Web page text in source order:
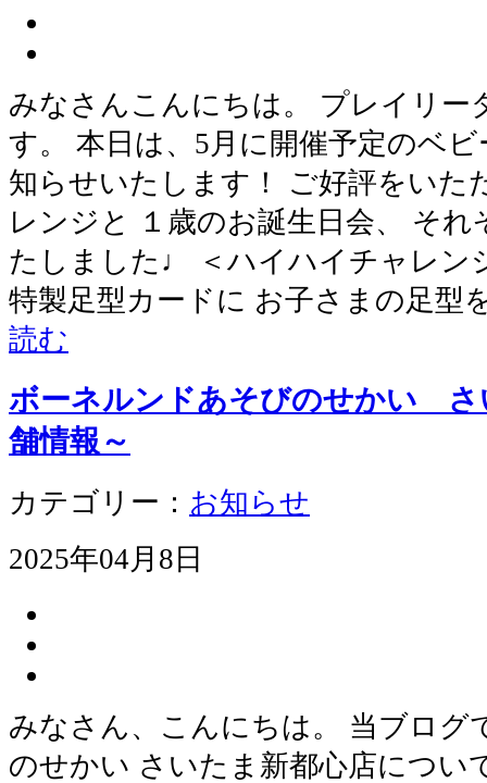
みなさんこんにちは。 プレイリー
す。 本日は、5月に開催予定のベ
知らせいたします！ ご好評をいた
レンジと １歳のお誕生日会、 そ
たしました♩ ＜ハイハイチャレン
特製足型カードに お子さまの足型
読む
ボーネルンドあそびのせかい
舗情報～
カテゴリー： お知らせ
2025年04月8日
みなさん、こんにちは。 当ブログ
のせかい さいたま新都心店につい